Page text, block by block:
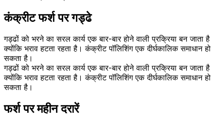
कंक्रीट फर्श पर गड्ढे
गड्ढों को भरने का सरल कार्य एक बार-बार होने वाली प्रक्रिया बन जाता है
क्योंकि भराव हटता रहता है। कंक्रीट पॉलिशिंग एक दीर्घकालिक समाधान हो
सकता है।
गड्ढों को भरने का सरल कार्य एक बार-बार होने वाली प्रक्रिया बन जाता है
क्योंकि भराव हटता रहता है। कंक्रीट पॉलिशिंग एक दीर्घकालिक समाधान हो
सकता है।
फर्श पर महीन दरारें